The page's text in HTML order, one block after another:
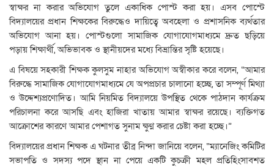
স্বাক্ষর না করার অভিযোগ তুলে একাধিক পোস্ট করা হয়। এসব পোস্টে
বিদ্যালয়ের প্রধান শিক্ষকের বিরুদ্ধেও দায়িত্বে অবহেলা ও প্রশাসনিক ব্যর্থতার
অভিযোগ আনা হয়। পোস্টগুলো সামাজিক যোগাযোগমাধ্যমে দ্রুত ছড়িয়ে
পড়ায় শিক্ষার্থী, অভিভাবক ও স্থানীয়দের মধ্যে বিভ্রান্তির সৃষ্টি হয়েছে।
এ বিষয়ে সহকারী শিক্ষক কুলসুম নাহার অভিযোগ অস্বীকার করে বলেন, “আমার
বিরুদ্ধে সামাজিক যোগাযোগমাধ্যমে যে অপপ্রচার চালানো হচ্ছে, তা সম্পূর্ণ মিথ্যা
ও উদ্দেশ্যপ্রণোদিত। আমি নিয়মিত বিদ্যালয়ে উপস্থিত থেকে পাঠদান কার্যক্রম
পরিচালনা করে আসছি এবং হাজিরা খাতায় আমার স্বাক্ষর রয়েছে। ব্যক্তিগত
আক্রোশের কারণে আমার পেশাগত সুনাম ক্ষুণ্ন করার চেষ্টা করা হচ্ছে।”
বিদ্যালয়ের প্রধান শিক্ষক এ ঘটনার তীব্র নিন্দা জানিয়ে বলেন, “ম্যানেজিং কমিটির
সভাপতি ও সদস্য পদে স্থান না পেয়ে একটি কুচক্রী মহল প্রতিহিংসাবশত